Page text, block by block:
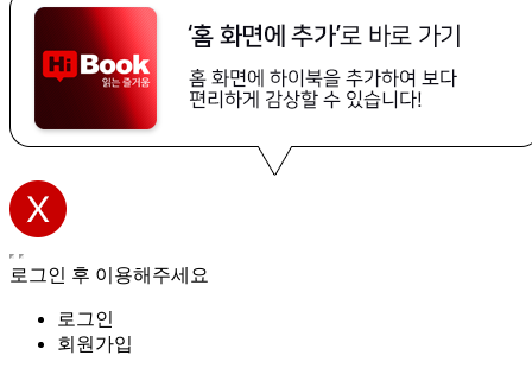
로그인 후 이용해주세요
로그인
회원가입